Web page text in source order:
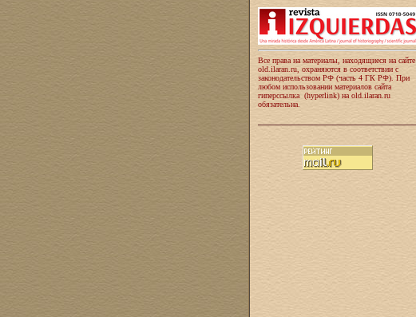
Все права на материалы, находящиеся на сайте
old.ilaran.ru, охраняются в соответствии с
законодательством РФ (часть 4 ГК РФ). При
любом использовании материалов сайта
гиперссылка (hyperlink) на old.ilaran.ru
обязательна.